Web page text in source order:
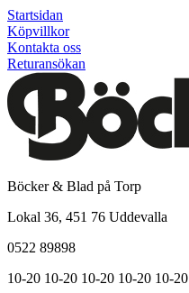
Startsidan
Köpvillkor
Kontakta oss
Returansökan
Böcker & Blad på Torp
Lokal 36, 451 76 Uddevalla
0522 89898
10-20 10-20 10-20 10-20 10-20